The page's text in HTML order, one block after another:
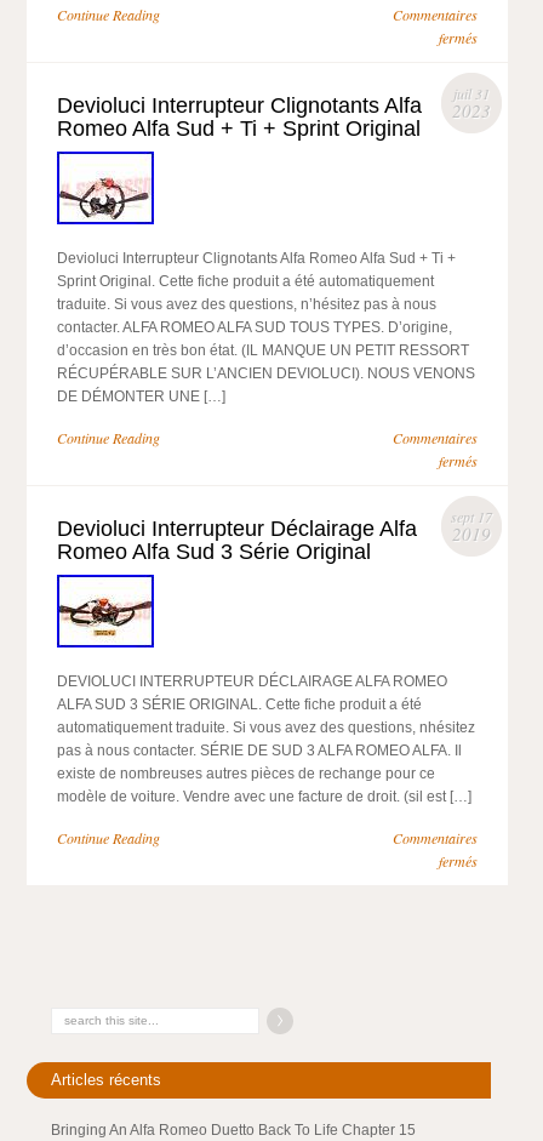
Continue Reading
Commentaires
fermés
juil 31
2023
Devioluci Interrupteur Clignotants Alfa
Romeo Alfa Sud + Ti + Sprint Original
Devioluci Interrupteur Clignotants Alfa Romeo Alfa Sud + Ti +
Sprint Original. Cette fiche produit a été automatiquement
traduite. Si vous avez des questions, n’hésitez pas à nous
contacter. ALFA ROMEO ALFA SUD TOUS TYPES. D’origine,
d’occasion en très bon état. (IL MANQUE UN PETIT RESSORT
RÉCUPÉRABLE SUR L’ANCIEN DEVIOLUCI). NOUS VENONS
DE DÉMONTER UNE […]
Continue Reading
Commentaires
fermés
sept 17
2019
Devioluci Interrupteur Déclairage Alfa
Romeo Alfa Sud 3 Série Original
DEVIOLUCI INTERRUPTEUR DÉCLAIRAGE ALFA ROMEO
ALFA SUD 3 SÉRIE ORIGINAL. Cette fiche produit a été
automatiquement traduite. Si vous avez des questions, nhésitez
pas à nous contacter. SÉRIE DE SUD 3 ALFA ROMEO ALFA. Il
existe de nombreuses autres pièces de rechange pour ce
modèle de voiture. Vendre avec une facture de droit. (sil est […]
Continue Reading
Commentaires
fermés
Articles récents
Bringing An Alfa Romeo Duetto Back To Life Chapter 15